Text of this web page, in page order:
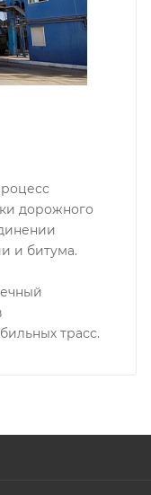
дорожного
и битума.
трасс.